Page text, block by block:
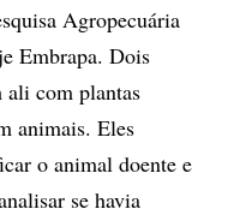
Agropecuária
Embrapa. Dois
ali com plantas
animais. Eles
o animal doente e
se havia